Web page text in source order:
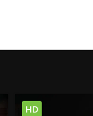
HD